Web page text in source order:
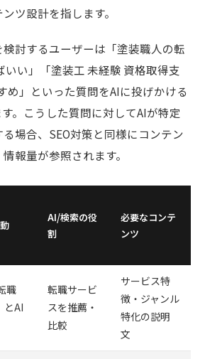
ツ設計を指します。
討するユーザーは「塗装職人の転
いい」「塗装工 未経験 資格取得支
め」といった質問をAIに投げかける
。こうした質問に対してAIが特定
場合、SEO対策と同様にコンテン
報量が参照されます。
AI/検索の役
割
必要なコンテ
ンツ
職
とAI
転職サービ
スを推薦・
比較
サービス特
徴・ジャンル
特化の説明
文